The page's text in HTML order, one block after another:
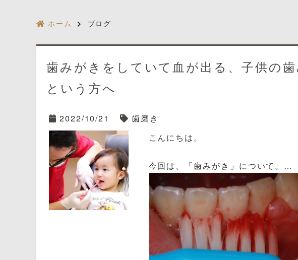
ホーム ブログ
歯みがきをしていて血が出る、子供の
という方へ
2022/10/21
歯磨き
こんにちは。
今回は、「歯みがき」について。
多くの方が毎日の習慣として取り入
簡単なようで難しい、でもできる
みがき。
そんな、おうちでのケアについてお